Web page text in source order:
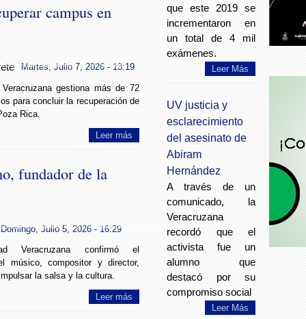
campus en
recuperar campus en Poza Rica
Martes, Julio 7, 2026 - 13:19
gestiona más de 72
para concluir la recuperación de
Rica.
Leer más
fundador de la
fundador de la Orquesta de Salsa de la UV
Domingo, Julio 5, 2026 - 16:29
Veracruzana confirmó el
músico, compositor y director,
la salsa y la cultura.
Leer más
que este 2019 se
incrementaron en
un total de 4 mil
exámenes.
Leer Más
UV justicia y
esclarecimiento
del asesinato de
Abiram
Hernández
A través de un
comunicado, la
Veracruzana
recordó que el
activista fue un
alumno que
destacó por su
compromiso social
Leer Más